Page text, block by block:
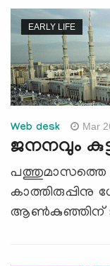
EARLY LIFE
Web desk Mar
ജനനവും
പത്തുമാസത്തെ
കാത്തിരുപ്പിനു
ആണ്‍കുഞ്ഞിന്